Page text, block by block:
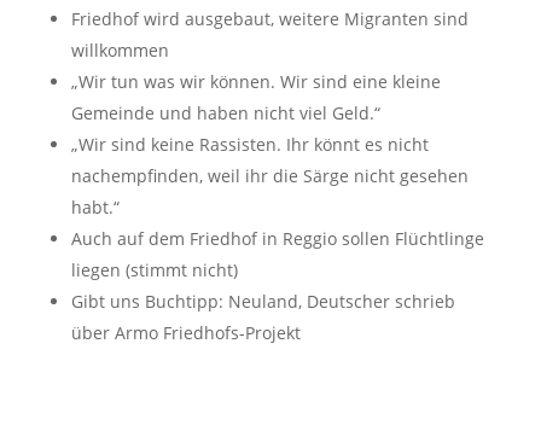
Friedhof wird ausgebaut, weitere Migranten sind
willkommen
„Wir tun was wir können. Wir sind eine kleine
Gemeinde und haben nicht viel Geld.“
„Wir sind keine Rassisten. Ihr könnt es nicht
nachempfinden, weil ihr die Särge nicht gesehen
habt.“
Auch auf dem Friedhof in Reggio sollen Flüchtlinge
liegen (stimmt nicht)
Gibt uns Buchtipp: Neuland, Deutscher schrieb
über Armo Friedhofs-Projekt